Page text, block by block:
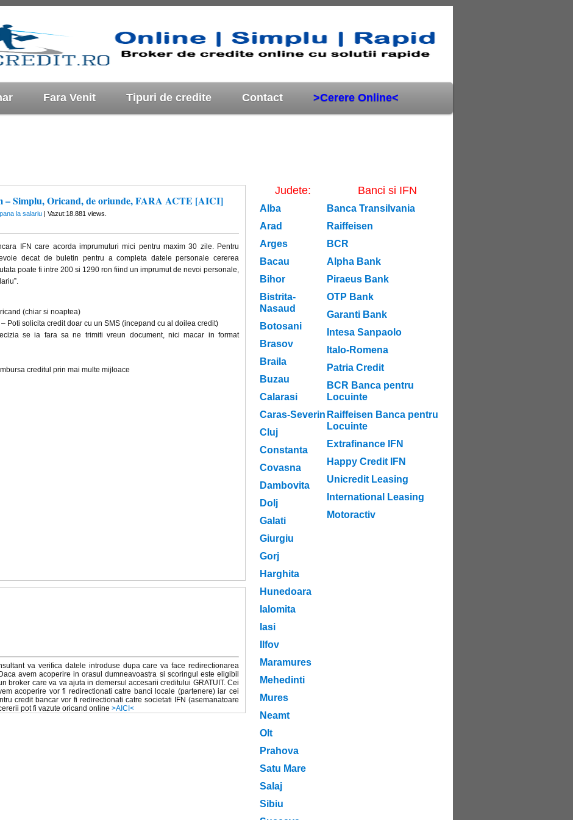
Fara Venit Tipuri de credite Contact >Cerere Online<
Simplu, Oricand, de oriunde, FARA ACTE [AICI]
la salariu | Vazut:18.881 views.
IFN care acorda imprumuturi mici pentru maxim 30 zile. Pentru
decat de buletin pentru a completa datele personale cererea
poate fi intre 200 si 1290 ron fiind un imprumut de nevoi personale,
(chiar si noaptea)
Poti solicita credit doar cu un SMS (incepand cu al doilea credit)
se ia fara sa ne trimiti vreun document, nici macar in format
creditul prin mai multe mijloace
va verifica datele introduse dupa care va face redirectionarea
avem acoperire in orasul dumneavoastra si scoringul este eligibil
broker care va va ajuta in demersul accesarii creditului GRATUIT. Cei
acoperire vor fi redirectionati catre banci locale (partenere) iar cei
credit bancar vor fi redirectionati catre societati IFN (asemanatoare
pot fi vazute oricand online >AICI<
Judete:
Alba
Arad
Arges
Bacau
Bihor
Bistrita-
Nasaud
Botosani
Brasov
Braila
Buzau
Calarasi
Caras-Severin
Cluj
Constanta
Covasna
Dambovita
Dolj
Galati
Giurgiu
Gorj
Harghita
Hunedoara
Ialomita
Iasi
Ilfov
Maramures
Mehedinti
Mures
Neamt
Olt
Prahova
Satu Mare
Salaj
Sibiu
Banci si IFN
Banca Transilvania
Raiffeisen
BCR
Alpha Bank
Piraeus Bank
OTP Bank
Garanti Bank
Intesa Sanpaolo
Italo-Romena
Patria Credit
BCR Banca pentru
Locuinte
Raiffeisen Banca pentru
Locuinte
Extrafinance IFN
Happy Credit IFN
Unicredit Leasing
International Leasing
Motoractiv